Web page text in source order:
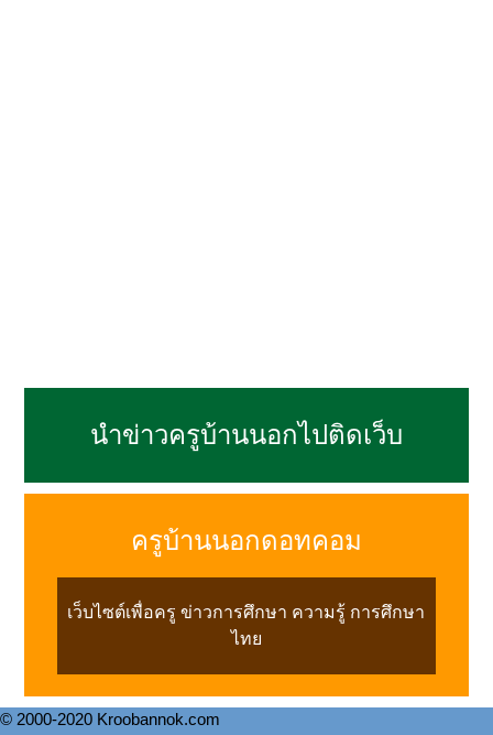
นำข่าวครูบ้านนอกไปติดเว็บ
ครูบ้านนอกดอทคอม
เว็บไซต์เพื่อครู ข่าวการศึกษา ความรู้ การศึกษา
ไทย
© 2000-2020 Kroobannok.com